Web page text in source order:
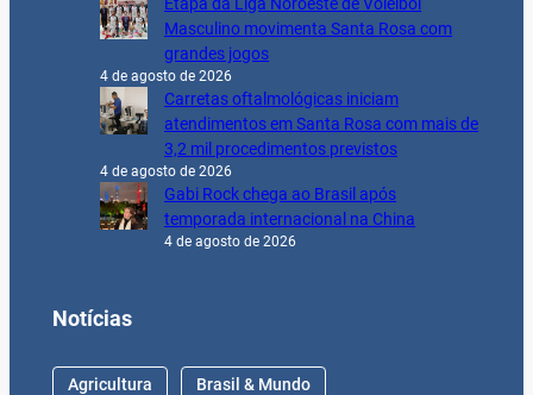
Masculino movimenta Santa Rosa com
grandes jogos
4 de agosto de 2026
Carretas oftalmológicas iniciam
atendimentos em Santa Rosa com mais de
3,2 mil procedimentos previstos
4 de agosto de 2026
Gabi Rock chega ao Brasil após
temporada internacional na China
4 de agosto de 2026
Notícias
Agricultura Brasil & Mundo